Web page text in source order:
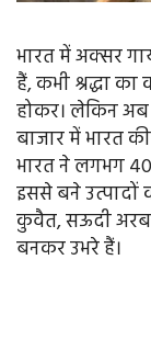
भारत में अक्सर
हैं, कभी श्रद्धा
होकर। लेकिन अब
बाजार में भारत
भारत ने लगभग
इससे बने उत्पादों
कुवैत, सऊदी अरब
बनकर उभरे हैं।